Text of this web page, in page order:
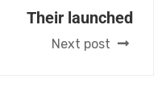
Their launched
Next post